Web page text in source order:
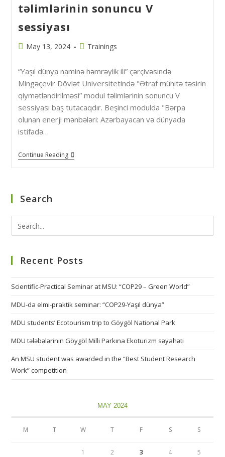
təlimlərinin sonuncu V
sessiyası
May 13, 2024 Trainings
“Yaşıl dünya naminə həmrəylik ili” çərçivəsində
Mingəçevir Dövlət Universitetində "Ətraf mühitə təsirin
qiymətləndirilməsi” modul təlimlərinin sonuncu V
sessiyası baş tutacaqdır. Beşinci modulda "Bərpa
olunan enerji mənbələri: Azərbayacan və dünyada
istifadə…
Continue Reading
Search
Recent Posts
Scientific-Practical Seminar at MSU: “COP29 – Green World”
MDU-da elmi-praktik seminar: “COP29-Yaşıl dünya”
MDU students’ Ecotourism trip to Göygöl National Park
MDU tələbələrinin Göygöl Milli Parkına Ekoturizm səyahəti
An MSU student was awarded in the “Best Student Research
Work” competition
MAY 2024
M T W T F S S
1 2 3 4 5